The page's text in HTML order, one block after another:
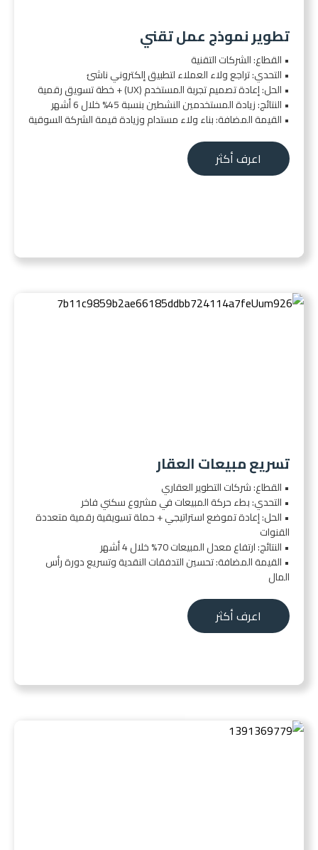
تطوير نموذج عمل تقني
• القطاع: الشركات التقنية
• التحدي: تراجع ولاء العملاء لتطبيق إلكتروني ناشئ
• الحل: إعادة تصميم تجربة المستخدم (UX) + خطة تسويق رقمية
• النتائج: زيادة المستخدمين النشطين بنسبة 45% خلال 6 أشهر
• القيمة المضافة: بناء ولاء مستدام وزيادة قيمة الشركة السوقية
اعرف أكثر
تسريع مبيعات العقار
• القطاع: شركات التطوير العقاري
• التحدي: بطء حركة المبيعات في مشروع سكني فاخر
• الحل: إعادة تموضع استراتيجي + حملة تسويقية رقمية متعددة
القنوات
• النتائج: ارتفاع معدل المبيعات 70% خلال 4 أشهر
• القيمة المضافة: تحسين التدفقات النقدية وتسريع دورة رأس
المال
اعرف أكثر